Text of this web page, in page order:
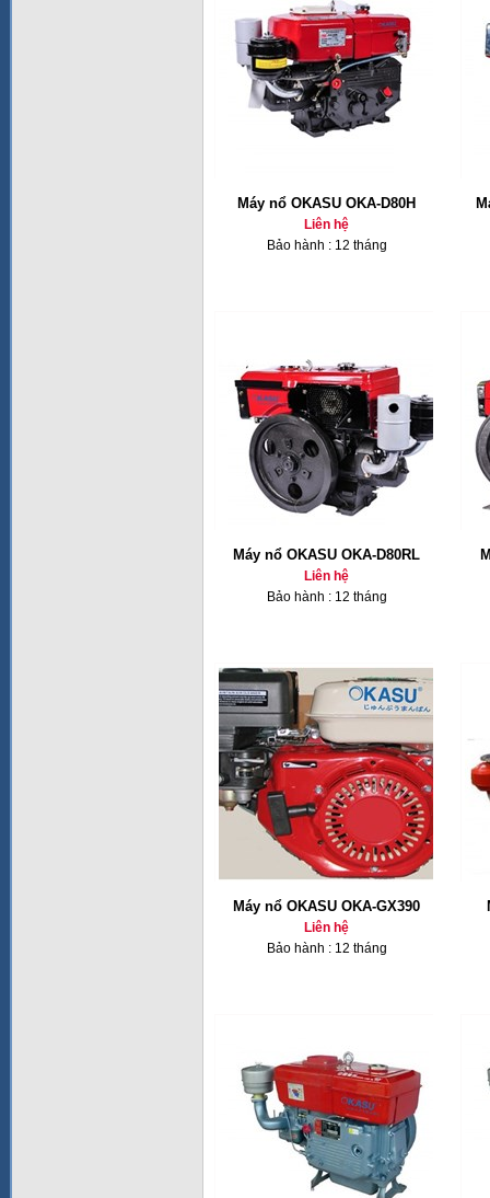
Máy nổ OKASU OKA-D80H
Liên hệ
Bảo hành : 12 tháng
Máy nổ OKASU OKA-D80RL
Liên hệ
Bảo hành : 12 tháng
Máy nổ OKASU OKA-GX390
Liên hệ
Bảo hành : 12 tháng